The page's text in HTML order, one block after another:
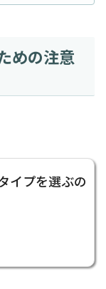
めの注意
イプを選ぶの